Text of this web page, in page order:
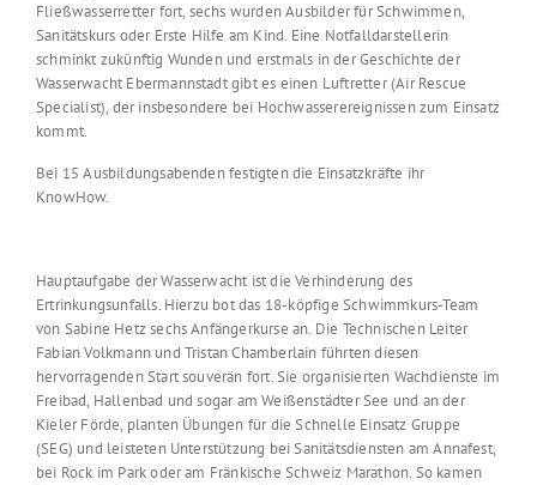
Fließwasserretter fort, sechs wurden Ausbilder für Schwimmen,
Sanitätskurs oder Erste Hilfe am Kind. Eine Notfalldarstellerin
schminkt zukünftig Wunden und erstmals in der Geschichte der
Wasserwacht Ebermannstadt gibt es einen Luftretter (Air Rescue
Specialist), der insbesondere bei Hochwasserereignissen zum Einsatz
kommt.
Bei 15 Ausbildungsabenden festigten die Einsatzkräfte ihr
KnowHow.
Hauptaufgabe der Wasserwacht ist die Verhinderung des
Ertrinkungsunfalls. Hierzu bot das 18-köpfige Schwimmkurs-Team
von Sabine Hetz sechs Anfängerkurse an. Die Technischen Leiter
Fabian Volkmann und Tristan Chamberlain führten diesen
hervorragenden Start souverän fort. Sie organisierten Wachdienste im
Freibad, Hallenbad und sogar am Weißenstädter See und an der
Kieler Förde, planten Übungen für die Schnelle Einsatz Gruppe
(SEG) und leisteten Unterstützung bei Sanitätsdiensten am Annafest,
bei Rock im Park oder am Fränkische Schweiz Marathon. So kamen